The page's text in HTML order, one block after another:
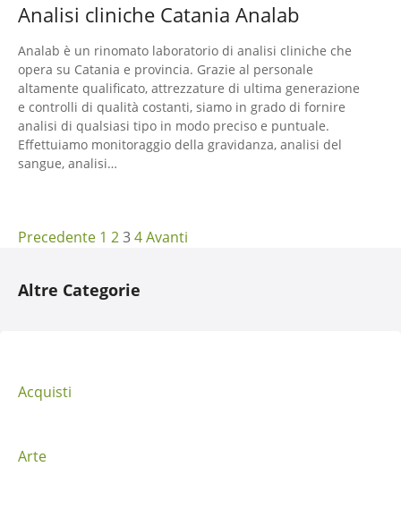
Analisi cliniche Catania Analab
Analab è un rinomato laboratorio di analisi cliniche che
opera su Catania e provincia. Grazie al personale
altamente qualificato, attrezzature di ultima generazione
e controlli di qualità costanti, siamo in grado di fornire
analisi di qualsiasi tipo in modo preciso e puntuale.
Effettuiamo monitoraggio della gravidanza, analisi del
sangue, analisi…
N
a
g
z
Precedente 1 234Avanti
Altre Categorie
Acquisti
Arte